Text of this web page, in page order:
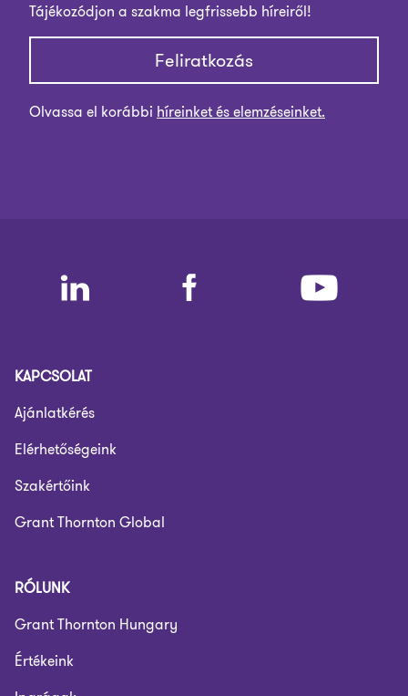
Tájékozódjon a szakma legfrissebb híreiről!
Feliratkozás
Olvassa el korábbi híreinket és elemzéseinket.
KAPCSOLAT
Ajánlatkérés
Elérhetőségeink
Szakértőink
Grant Thornton Global
RÓLUNK
Grant Thornton Hungary
Értékeink